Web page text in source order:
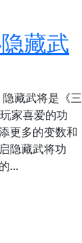
藏武
藏武将是《三
家喜爱的功
更多的变数和
隐藏武将功
...